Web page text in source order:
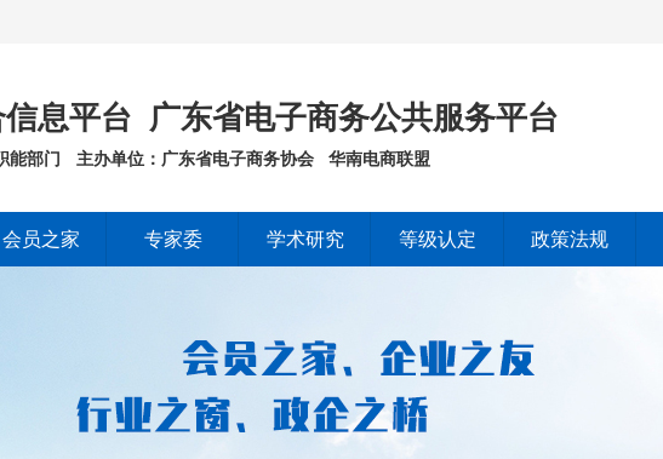
息平台 广东省电子商务公共服务平台
能部门 主办单位：广东省电子商务协会 华南电商联盟
会员之家 专家委 学术研究 等级认定 政策法规